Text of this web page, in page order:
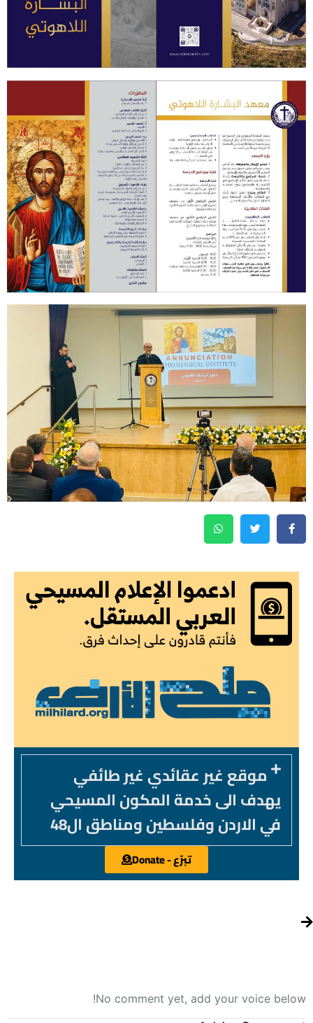
موقع غير عقائدي غير طائفي
يهدف الى خدمة المكون المسيحي
في الاردن وفلسطين ومناطق ال48
تبرّع - Donate
No comment yet, add your voice below!